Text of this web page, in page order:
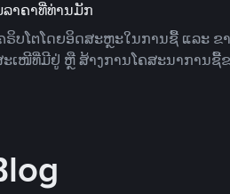
າຄາທີ່ທ່ານມັກ
ບໂຕໂດຍອິດສະຫຼະໃນການຊື້ ແລະ ຂ
ເໜີທີ່ມີຢູ່ ຫຼື ສ້າງການໂຄສະນາການຊື້ຂ